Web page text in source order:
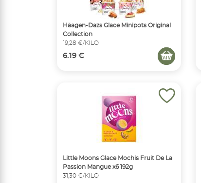
Häagen-Dazs Glace Minipots Original
Collection
19,28 €/KILO
6.19 €
Little Moons Glace Mochis Fruit De La
Passion Mangue x6 192g
31,30 €/KILO